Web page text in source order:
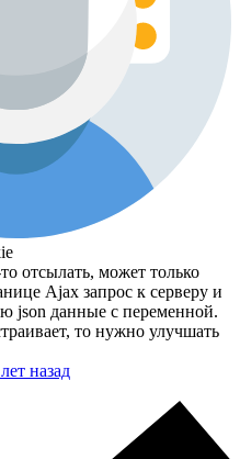
отсылать, может только
Ajax запрос к серверу и
json данные с переменной.
то нужно улучшать
назад